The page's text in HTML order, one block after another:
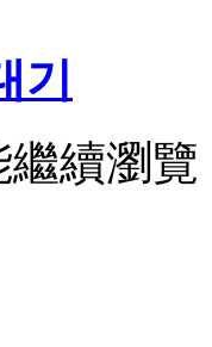
기
續瀏覽